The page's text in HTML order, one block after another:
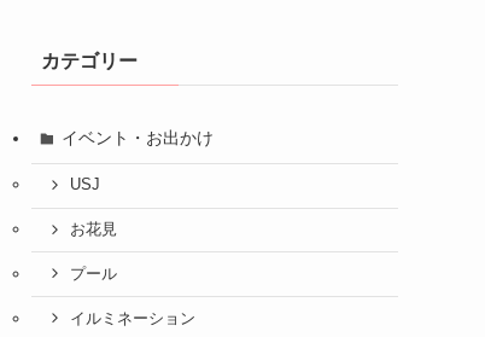
カテゴリー
イベント・お出かけ
USJ
お花見
プール
イルミネーション